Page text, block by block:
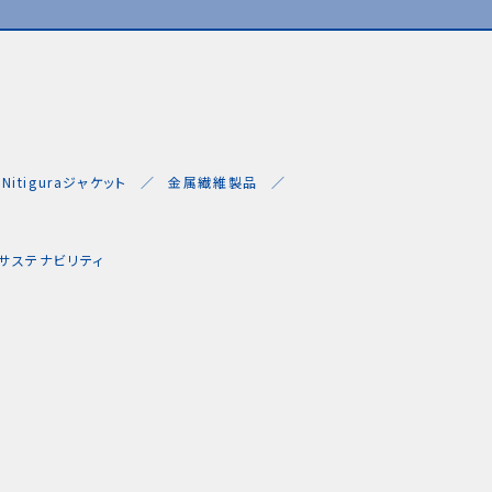
Nitiguraジャケット
金属繊維製品
ステナビリティ